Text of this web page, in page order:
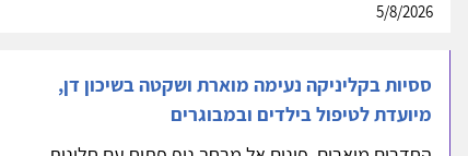
5/8/2026
ססיות בקליניקה נעימה מוארת ושקטה בשיכון דן,
מיועדת לטיפול בילדים ובמבוגרים